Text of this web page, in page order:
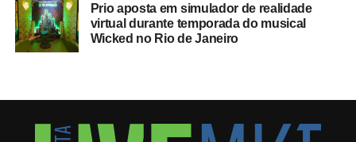
Prio aposta em simulador de realidade
virtual durante temporada do musical
Wicked no Rio de Janeiro